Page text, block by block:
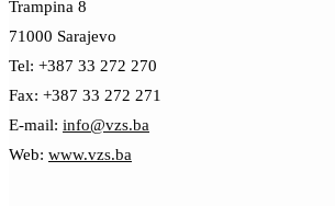
Trampina 8
71000 Sarajevo
Tel: +387 33 272 270
Fax: +387 33 272 271
E-mail: info@vzs.ba
Web: www.vzs.ba